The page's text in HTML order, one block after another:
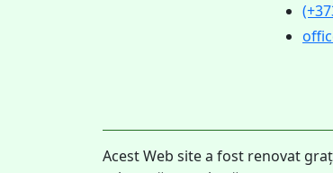
Acest Web site a fost renovat